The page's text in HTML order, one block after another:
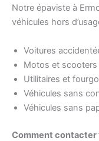
Notre épaviste à
véhicules hors
Voitures
Motos et scooters
Utilitaires et
Véhicules sans
Véhicules sans
Comment contacter